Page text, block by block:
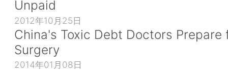
Unpaid
2012年10月25日
China's Toxic Debt Doctors Prepare
Surgery
2014年01月08日